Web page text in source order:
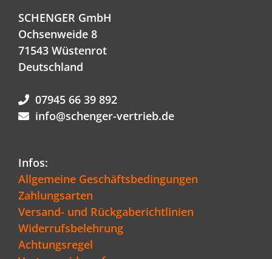
SCHENGER GmbH
Ochsenweide 8
71543 Wüstenrot
Deutschland
07945 66 39 892
info@schenger-vertrieb.de
Infos:
Allgemeine Geschäftsbedingungen
Zahlungsarten
Versand- und Rückgaberichtlinien
Widerrufsbelehrung
Achtungsregel